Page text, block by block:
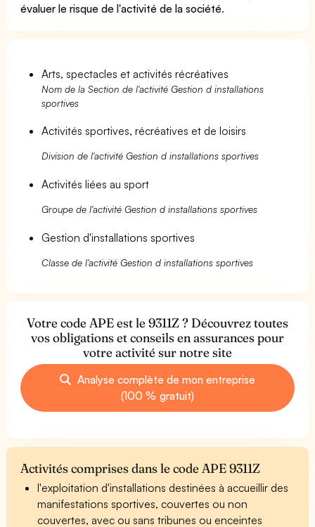
évaluer le risque de l'activité de la société.
Arts, spectacles et activités récréatives
Nom de la Section de l'activité Gestion d installations
sportives
Activités sportives, récréatives et de loisirs
Division de l'activité Gestion d installations sportives
Activités liées au sport
Groupe de l'activité Gestion d installations sportives
Gestion d'installations sportives
Classe de l'activité Gestion d installations sportives
Votre code APE est le 9311Z ? Découvrez toutes
vos obligations et conseils en assurances pour
votre activité sur notre site
Analyse complète de mon entreprise
(100 % gratuit)
Activités comprises dans le code APE 9311Z
l'exploitation d'installations destinées à accueillir des
manifestations sportives, couvertes ou non
couvertes, avec ou sans tribunes ou enceintes